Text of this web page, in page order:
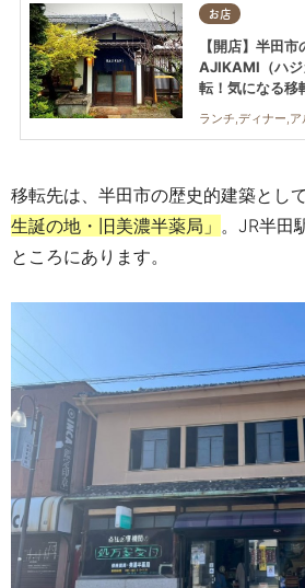
お店
【開店】半田
AJIKAMI（ハ
転！気になる移
移転先は、半田市の歴史的建築とし
生誕の地・旧美濃半薬局」 。JR半田
ところにあります。